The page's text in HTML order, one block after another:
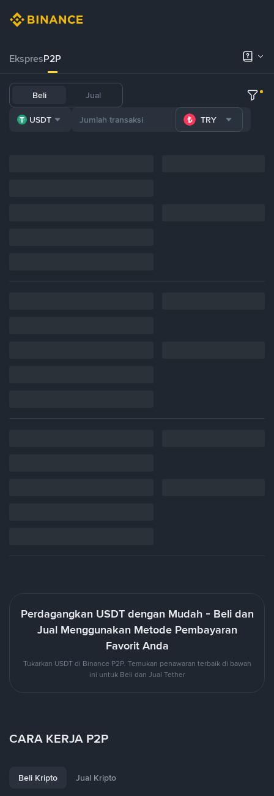
EkspresP2P
Beli Jual
USDT TRY
Perdagangkan USDT dengan Mudah - Beli dan
Jual Menggunakan Metode Pembayaran
Favorit Anda
Tukarkan USDT di Binance P2P. Temukan penawaran terbaik di bawah
ini untuk Beli dan Jual Tether
CARA KERJA P2P
Beli Kripto Jual Kripto